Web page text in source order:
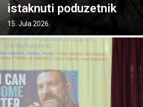
istaknuti poduzetnik
15. Jula 2026.